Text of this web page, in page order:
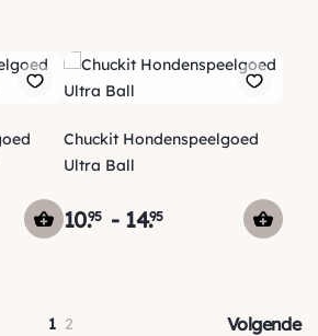
Chuckit Hondenspeelgoed
Ultra Ball
10.95 - 14.95
1 2 Volgende